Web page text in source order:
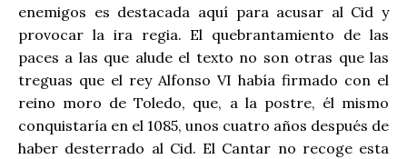
enemigos es destacada aquí para acusar al Cid y
provocar la ira regia. El quebrantamiento de las
paces a las que alude el texto no son otras que las
treguas que el rey Alfonso VI había firmado con el
reino moro de Toledo, que, a la postre, él mismo
conquistaría en el 1085, unos cuatro años después de
haber desterrado al Cid. El Cantar no recoge esta